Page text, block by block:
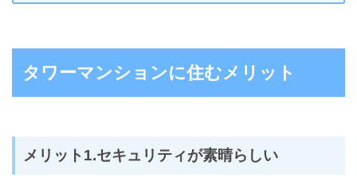
タワーマンションに住むメリット
メリット1.セキュリティが素晴らしい